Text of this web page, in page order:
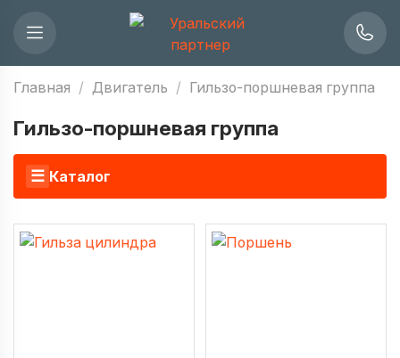
Главная Двигатель Гильзо-поршневая группа
Гильзо-поршневая группа
☰ Каталог